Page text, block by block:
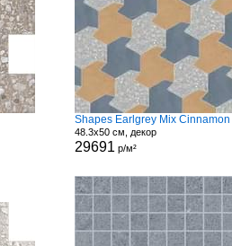
48.3x50 см, декор
29691 р/м²